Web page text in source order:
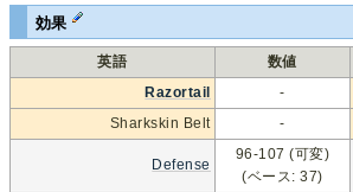
効果
英語 数値
Razortail
-
Sharkskin Belt
-
Defense
96-107 (可変)
(ベース: 37)